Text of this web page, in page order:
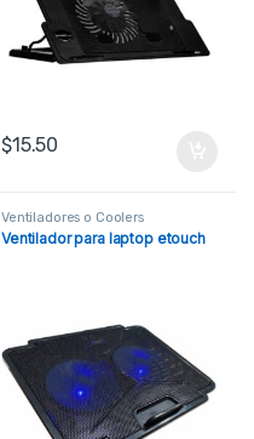
$15.50
Ventiladores o Coolers
Ventilador para laptop etouch